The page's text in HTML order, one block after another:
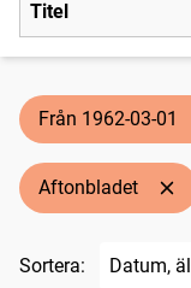
Titel
Från 1962-03-01
Aftonbladet
Sortera: